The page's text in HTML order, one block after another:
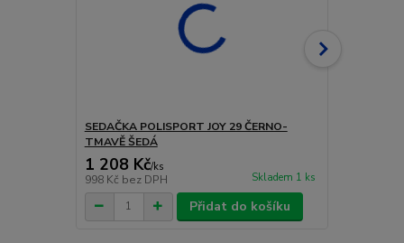
SEDAČKA POLISPORT JOY 29 ČERNO-
TMAVĚ ŠEDÁ
1 208 Kč/ks
998 Kč bez DPH Skladem 1 ks
Přidat do košíku